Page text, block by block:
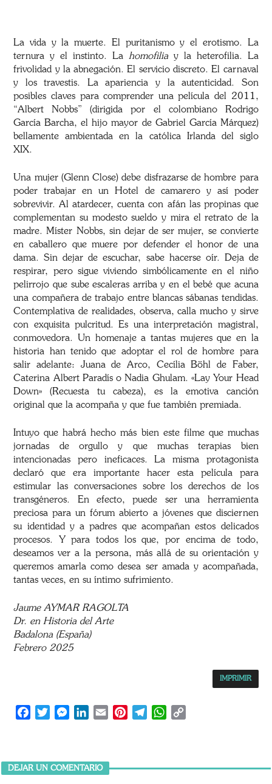
La vida y la muerte. El puritanismo y el erotismo. La
ternura y el instinto. La homofiliay la heterofilia. La
frivolidad y la abnegación. El servicio discreto. El carnaval
y los travestis. La apariencia y la autenticidad. Son
posibles claves para comprender una película del 2011,
“Albert Nobbs” (dirigida por el colombiano Rodrigo
García Barcha, el hijo mayor de Gabriel García Márquez)
bellamente ambientada en la católica Irlanda del siglo
XIX.
Una mujer (Glenn Close) debe disfrazarse de hombre para
poder trabajar en un Hotel de camarero y así poder
sobrevivir. Al atardecer, cuenta con afán las propinas que
complementan su modesto sueldo y mira el retrato de la
madre. Míster Nobbs, sin dejar de ser mujer, se convierte
en caballero que muere por defender el honor de una
dama. Sin dejar de escuchar, sabe hacerse oír. Deja de
respirar, pero sigue viviendo simbólicamente en el niño
pelirrojo que sube escaleras arriba y en el bebé que acuna
una compañera de trabajo entre blancas sábanas tendidas.
Contemplativa de realidades, observa, calla mucho y sirve
con exquisita pulcritud. Es una interpretación magistral,
conmovedora. Un homenaje a tantas mujeres que en la
historia han tenido que adoptar el rol de hombre para
salir adelante: Juana de Arco, Cecília Böhl de Faber,
Caterina Albert Paradís o Nadia Ghulam. «Lay Your Head
Down» (Recuesta tu cabeza), es la emotiva canción
original que la acompaña y que fue también premiada.
Intuyo que habrá hecho más bien este filme que muchas
jornadas de orgullo y que muchas terapias bien
intencionadas pero ineficaces. La misma protagonista
declaró que era importante hacer esta película para
estimular las conversaciones sobre los derechos de los
transgéneros. En efecto, puede ser una herramienta
preciosa para un fórum abierto a jóvenes que disciernen
su identidad y a padres que acompañan estos delicados
procesos. Y para todos los que, por encima de todo,
deseamos ver a la persona, más allá de su orientación y
queremos amarla como desea ser amada y acompañada,
tantas veces, en su íntimo sufrimiento.
Jaume AYMAR RAGOLTA
Dr. en Historia del Arte
Badalona (España)
Febrero 2025
IMPRIMIR
FacebookTwitterMessengerLinkedIn
Email PinterestTelegramWhatsApp
DEJAR UN COMENTARIO